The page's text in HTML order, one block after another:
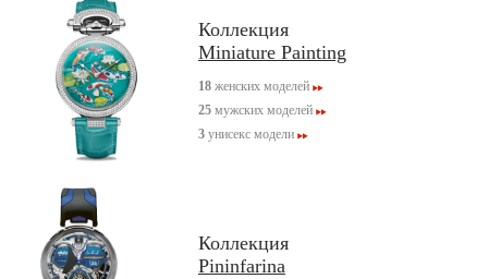
Коллекция
Miniature Painting
18женских моделей
25мужских моделей
3унисекс модели
Коллекция
Pininfarina